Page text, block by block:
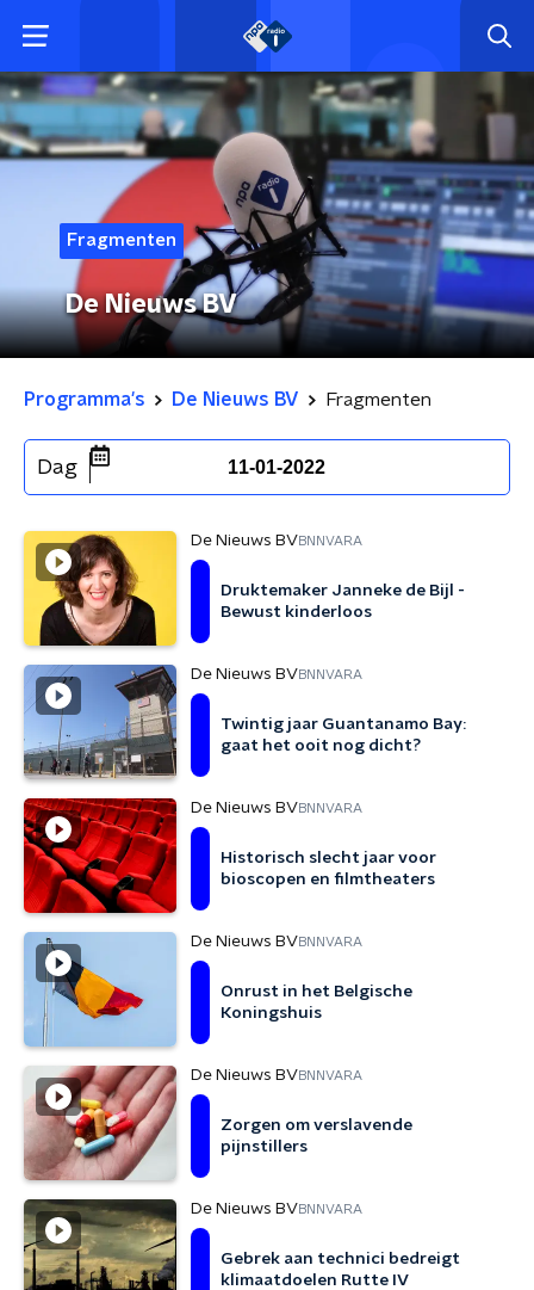
Fragmenten
De Nieuws BV
Programma's De Nieuws BV Fragmenten
Dag 11-01-2022
De Nieuws BVBNNVARA
Druktemaker Janneke de Bijl -
Bewust kinderloos
De Nieuws BVBNNVARA
Twintig jaar Guantanamo Bay:
gaat het ooit nog dicht?
De Nieuws BVBNNVARA
Historisch slecht jaar voor
bioscopen en filmtheaters
De Nieuws BVBNNVARA
Onrust in het Belgische
Koningshuis
De Nieuws BVBNNVARA
Zorgen om verslavende
pijnstillers
De Nieuws BVBNNVARA
Gebrek aan technici bedreigt
klimaatdoelen Rutte IV